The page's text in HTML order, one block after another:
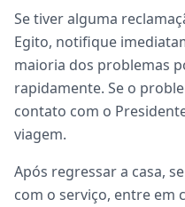
Se tiver alguma
Egito, notifique
maioria dos problemas
rapidamente. Se o
contato com o
viagem.
Após regressar a casa,
com o serviço, entre em